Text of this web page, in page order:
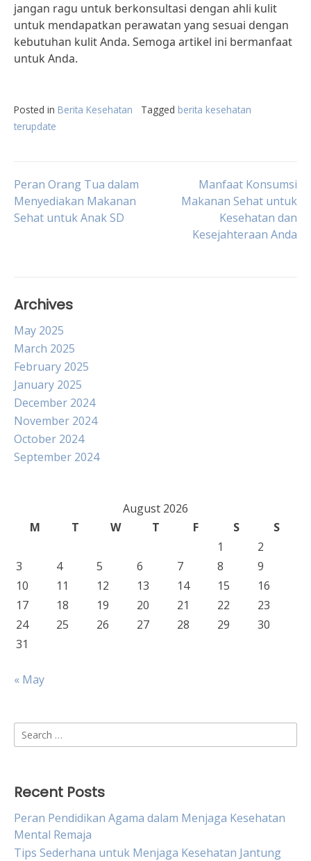
jangan ragu untuk berkonsultasi dengan ahli kulit
untuk mendapatkan perawatan yang sesuai dengan
kebutuhan kulit Anda. Semoga artikel ini bermanfaat
untuk Anda.
Posted in Berita Kesehatan Tagged berita kesehatan
terupdate
Post
navigation
Peran Orang Tua dalam
Menyediakan Makanan
Sehat untuk Anak SD
Manfaat Konsumsi
Makanan Sehat untuk
Kesehatan dan
Kesejahteraan Anda
Archives
May 2025
March 2025
February 2025
January 2025
December 2024
November 2024
October 2024
September 2024
August 2026
M
T W T F S
S
1
2
3
4 5 6 7 8
9
10
11 12 13 14 15
16
17
18 19 20 21 22
23
24
25 26 27 28 29
30
31
« May
Search
for:
Recent Posts
Peran Pendidikan Agama dalam Menjaga Kesehatan
Mental Remaja
Tips Sederhana untuk Menjaga Kesehatan Jantung